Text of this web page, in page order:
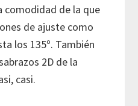
comodidad de la que
de ajuste como
los 135º. También
2D de la
casi.